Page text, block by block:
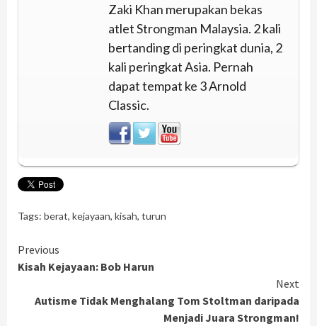
Zaki Khan merupakan bekas
atlet Strongman Malaysia. 2 kali
bertanding di peringkat dunia, 2
kali peringkat Asia. Pernah
dapat tempat ke 3 Arnold
Classic.
Tags: berat, kejayaan, kisah, turun
Continue
Reading
Previous
Kisah Kejayaan: Bob Harun
Next
Autisme Tidak Menghalang Tom Stoltman daripada
Menjadi Juara Strongman!